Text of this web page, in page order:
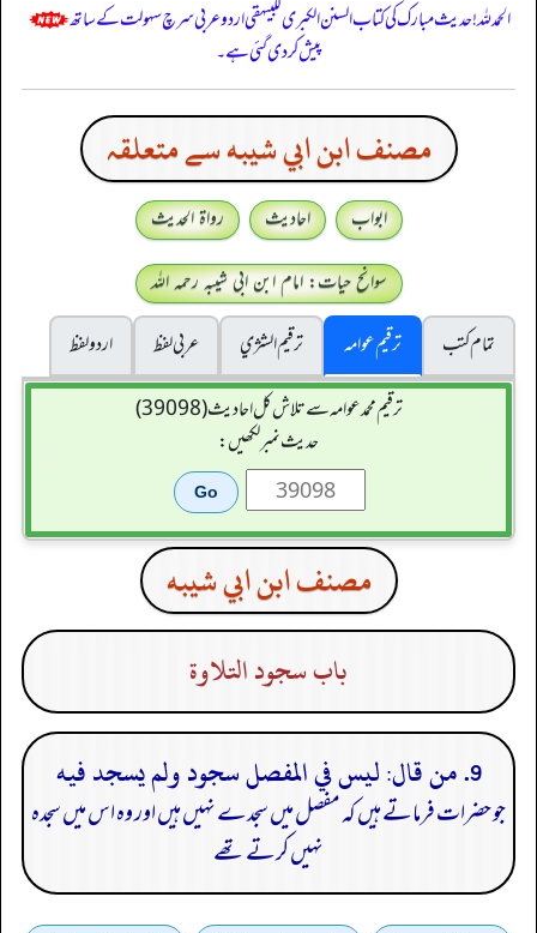
الحمدللہ! حدیث مبارک کی کتاب السنن الكبرى للبيهقي اردو عربی سرچ سہولت کے ساتھ
پیش کر دی گئی ہے۔
مصنف ابن ابي شيبه سے متعلقہ
ابواب احادیث
رواۃ الحدیث
سوانح حیات: امام ابن ابی شیبہ رحمہ اللہ
تمام کتب
ترقیم عوامہ ترقيم الشژي عربی لفظ
اردو لفظ
ترقیم محمدعوامہ سے تلاش کل احادیث (39098)
حدیث نمبر لکھیں:
مصنف ابن ابي شيبه
باب سجود التلاوة
9. من قال: ليس في المفصل سجود ولم يسجد فيه
جو حضرات فرماتے ہیں کہ مفصل میں سجدے نہیں ہیں اور وہ اس میں سجدہ
نہیں کرتے تھے